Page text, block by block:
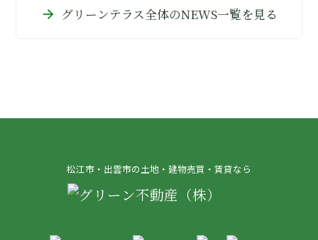
arrow_forward グリーンテラス全体のNEWS一覧を見る
松江市・出雲市の土地・建物売買・賃貸なら